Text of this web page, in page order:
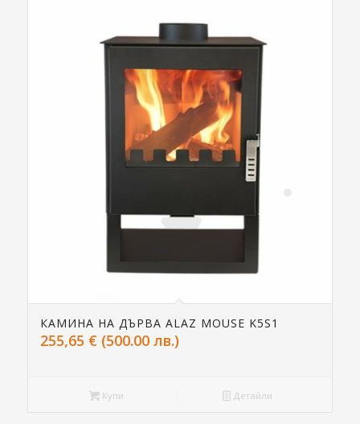
КАМИНА НА ДЪРВА ALAZ MOUSE K5S1
255,65 € (500.00 лв.)
Купи Детайли